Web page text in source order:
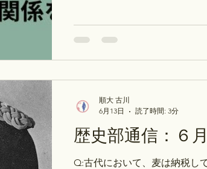
歴史部通信：６
Q:古代において、麦は納税
順大 古川
6月13日
読了時間: 3分